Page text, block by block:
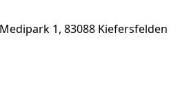
1, 83088 Kiefersfelden